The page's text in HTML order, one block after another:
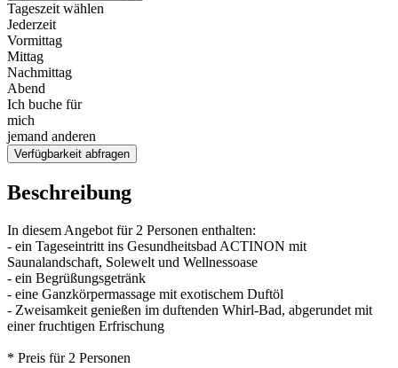
Tageszeit wählen
Jederzeit
Vormittag
Mittag
Nachmittag
Abend
Ich buche für
mich
jemand anderen
Verfügbarkeit abfragen
Beschreibung
In diesem Angebot für 2 Personen enthalten:
- ein Tageseintritt ins Gesundheitsbad ACTINON mit
Saunalandschaft, Solewelt und Wellnessoase
- ein Begrüßungsgetränk
- eine Ganzkörpermassage mit exotischem Duftöl
- Zweisamkeit genießen im duftenden Whirl-Bad, abgerundet mit
einer fruchtigen Erfrischung
* Preis für 2 Personen